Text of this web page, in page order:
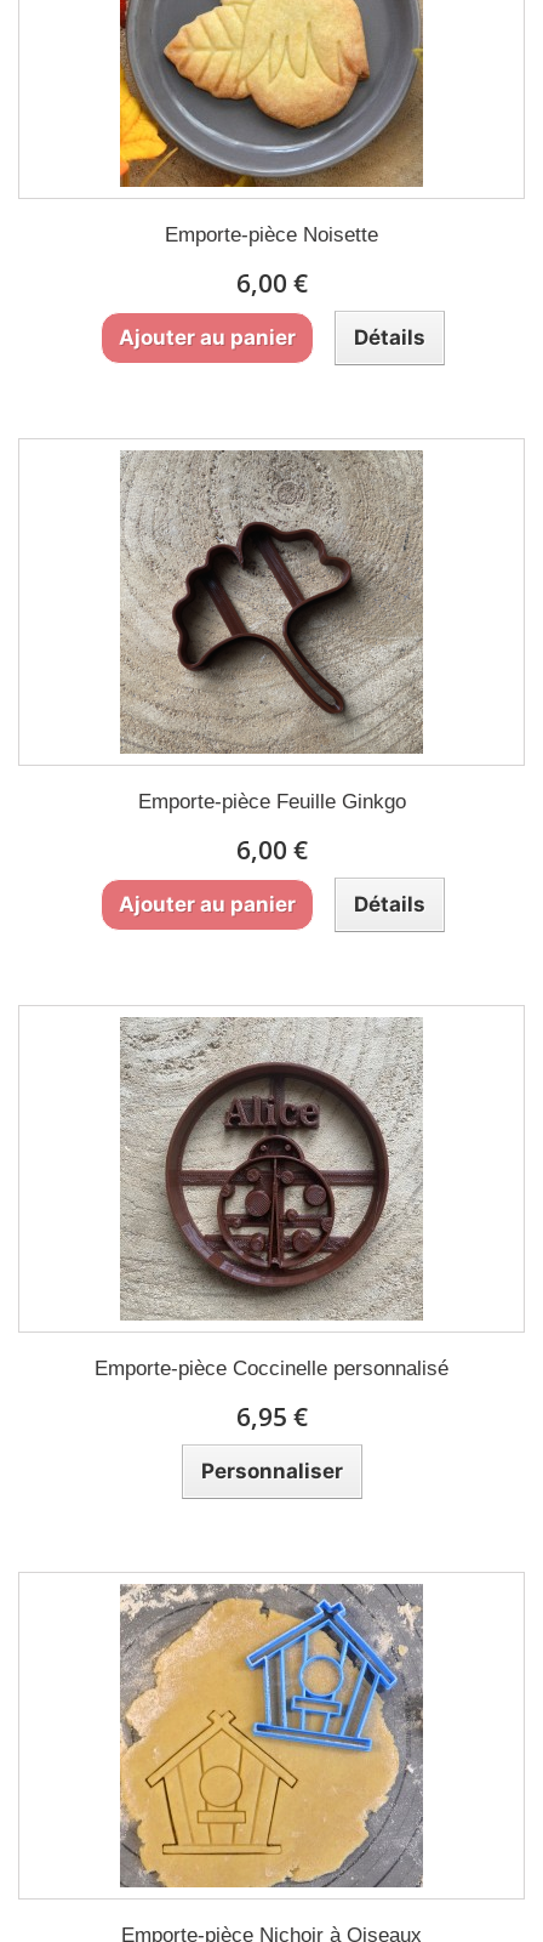
Emporte-pièce Noisette
6,00 €
Ajouter au panier Détails
Emporte-pièce Feuille Ginkgo
6,00 €
Ajouter au panier Détails
Emporte-pièce Coccinelle personnalisé
6,95 €
Personnaliser
Emporte-pièce Nichoir à Oiseaux